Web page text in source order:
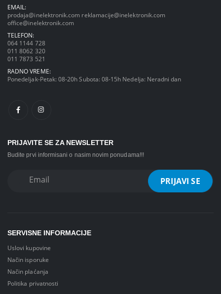
EMAIL:
prodaja@inelektronik.com reklamacije@inelektronik.com
office@inelektronik.com
TELEFON:
064 1144 728
011 8062 320
011 7873 521
RADNO VREME:
Ponedeljak-Petak: 08-20h Subota: 08-15h Nedelja: Neradni dan
PRIJAVITE SE ZA NEWSLETTER
Budite prvi informisani o nasim novim ponudama!!!
SERVISNE INFORMACIJE
Uslovi kupovine
Način isporuke
Način plaćanja
Politika privatnosti